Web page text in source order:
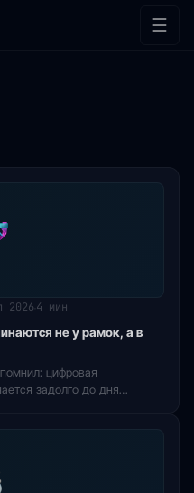
☰
2026 4 мин
не у рамок, а в
цифровая
задолго до дня